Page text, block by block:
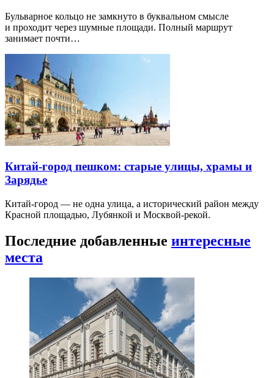
Бульварное кольцо не замкнуто в буквальном смысле
и проходит через шумные площади. Полный маршрут
занимает почти…
Китай-город пешком: старые улицы, храмы и
Зарядье
Китай-город — не одна улица, а исторический район между
Красной площадью, Лубянкой и Москвой-рекой.
Последние добавленные интересные
места